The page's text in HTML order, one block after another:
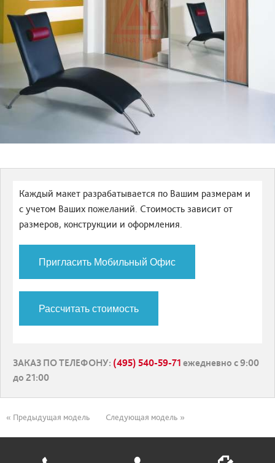
Каждый макет разрабатывается по Вашим размерам и
с учетом Ваших пожеланий. Стоимость зависит от
размеров, конструкции и оформления.
Пригласить Мобильный Офис
Рассчитать стоимость
ЗАКАЗ ПО ТЕЛЕФОНУ: (495) 540-59-71 ежедневно с 9:00
до 21:00
« Предыдущая модель Следующая модель »